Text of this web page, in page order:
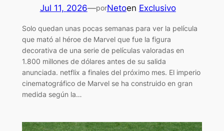
Jul 11, 2026—porNetoen Exclusivo
Solo quedan unas pocas semanas para ver la película
que mató al héroe de Marvel que fue la figura
decorativa de una serie de películas valoradas en
1.800 millones de dólares antes de su salida
anunciada. netflix a finales del próximo mes. El imperio
cinematográfico de Marvel se ha construido en gran
medida según la…